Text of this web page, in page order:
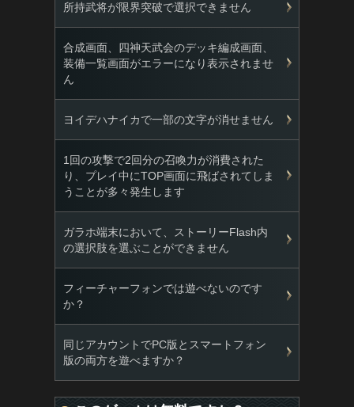
所持武将が限界突破で選択できません
合成画面、四神天武会のデッキ編成画面、
装備一覧画面がエラーになり表示されませ
ん
ヨイデハナイカで一部の文字が消せません
1回の攻撃で2回分の召喚力が消費された
り、プレイ中にTOP画面に飛ばされてしま
うことが多々発生します
ガラホ端末において、ストーリーFlash内
の選択肢を選ぶことができません
フィーチャーフォンでは遊べないのです
か？
同じアカウントでPC版とスマートフォン
版の両方を遊べますか？